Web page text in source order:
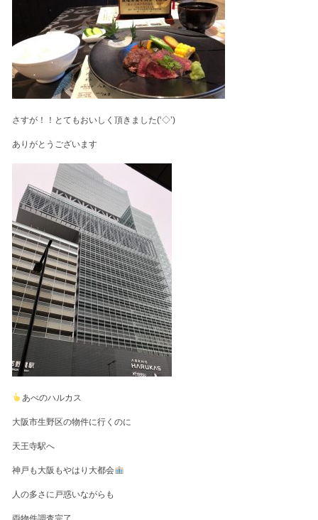
さすが！！とてもおいしく頂きました(‘◇’)ゞ
ありがとうございます
あべのハルカス
大阪市生野区の物件に行くのに
天王寺駅へ
神戸も大阪もやはり大都会
人の多さに戸惑いながらも